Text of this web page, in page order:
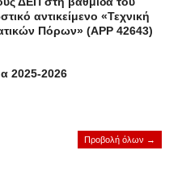
αντικείμενο «Τεχνική
Πόρων» (APP 42643)
2025-2026
Προβολή όλων →